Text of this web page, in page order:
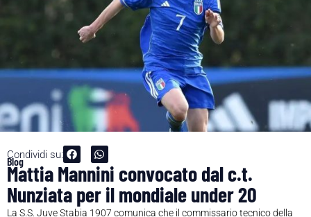
Condividi su:
Blog
Mattia Mannini convocato dal c.t.
Nunziata per il mondiale under 20
La S.S. Juve Stabia 1907 comunica che il commissario tecnico della